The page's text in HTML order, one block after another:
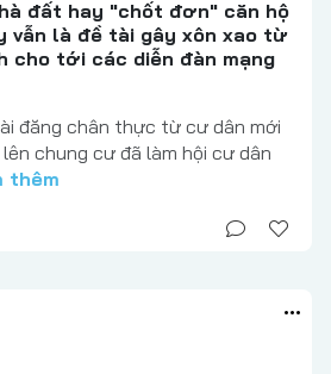
đất hay "chốt đơn" căn hộ
vẫn là đề tài gây xôn xao từ
cho tới các diễn đàn mạng
đăng chân thực từ cư dân mới
chung cư đã làm hội cư dân
thêm